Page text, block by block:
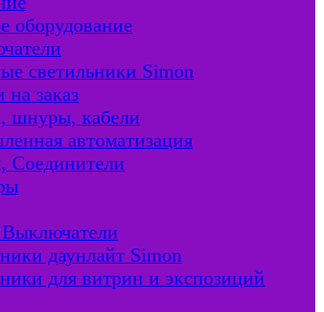
оборудование
светильники Simon
заказ
шнуры, кабели
автоматизация
Соединители
Выключатели
даунлайт Simon
для витрин и экспозиций